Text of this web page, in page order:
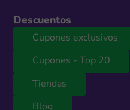
Descuentos
Cupones exclusivos
Cupones - Top 20
Tiendas
Blog